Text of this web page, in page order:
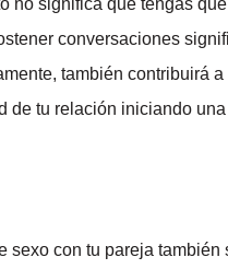
no significa que tengas
conversaciones
también contribuirá
de tu relación iniciando
sexo con tu pareja